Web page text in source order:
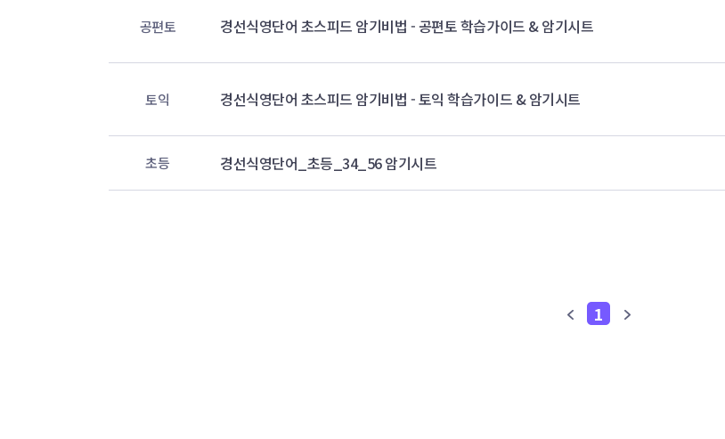
공편토 경선식영단어 초스피드 암기비법 - 공편토 학습가이드 & 암기시트
토익 경선식영단어 초스피드 암기비법 - 토익 학습가이드 & 암기시트
초등 경선식영단어_초등_34_56 암기시트
1